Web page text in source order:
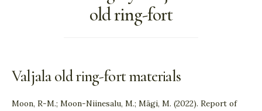
old ring-fort
Valjala old ring-fort materials
Moon, R-M.; Moon-Niinesalu, M.; Mägi, M. (2022). Report of